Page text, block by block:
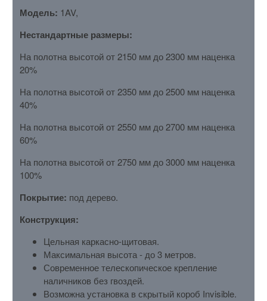
Модель: 1AV,
Нестандартные размеры:
На полотна высотой от 2150 мм до 2300 мм наценка
20%
На полотна высотой от 2350 мм до 2500 мм наценка
40%
На полотна высотой от 2550 мм до 2700 мм наценка
60%
На полотна высотой от 2750 мм до 3000 мм наценка
100%
Покрытие: под дерево.
Конструкция:
Цельная каркасно-щитовая.
Максимальная высота - до 3 метров.
Современное телескопическое крепление
наличников без гвоздей.
Возможна установка в скрытый короб Invisible.